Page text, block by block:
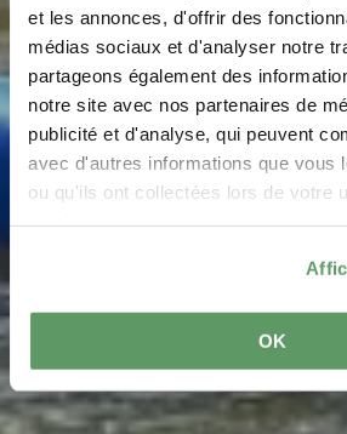
et les annonces, d'offrir des
médias sociaux et d'analyser notre
partageons également des
notre site avec nos partenaires de
publicité et d'analyse, qui peuvent
avec d'autres informations que vous
ou qu'ils ont collectées lors de votre
OK
Ronn's Bikes,
Kanu
Waar? 7, Route d'Echternach,